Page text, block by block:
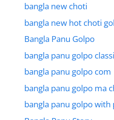
bangla new choti
bangla new hot choti
Bangla Panu Golpo
bangla panu golpo
bangla panu golpo com
bangla panu golpo ma
bangla panu golpo with